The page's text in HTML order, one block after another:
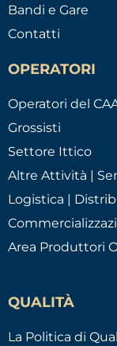
Bandi e Gare
Contatti
OPERATORI
Operatori del
Grossisti
Settore Ittico
Altre Attività |
Logistica |
Area Produttori
QUALITÀ
La Politica di